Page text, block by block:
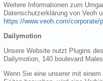
Weitere Informationen zum
Datenschutzerklärung von Veoh
https://www.veoh.com/corporate/
Dailymotion
Unsere Website nutzt Plugins
Dailymotion, 140 boulevard
Wenn Sie eine unserer mit